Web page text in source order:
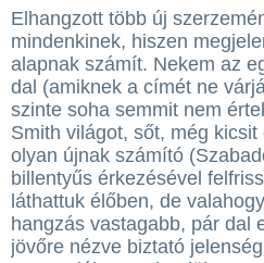
Elhangzott több új
mindenkinek, hiszen
alapnak számít. Nekem az
dal (amiknek a címét ne
szinte soha semmit nem
Smith világot, sőt, még
olyan újnak számító
billentyűs érkezésével
láthattuk élőben, de
hangzás vastagabb, pár dal
jövőre nézve biztató